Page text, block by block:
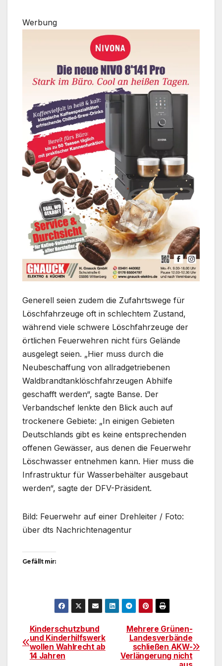
Werbung
Generell seien zudem die Zufahrtswege für
Löschfahrzeuge oft in schlechtem Zustand,
während viele schwere Löschfahrzeuge der
örtlichen Feuerwehren nicht fürs Gelände
ausgelegt seien. „Hier muss durch die
Neubeschaffung von allradgetriebenen
Waldbrandtanklöschfahrzeugen Abhilfe
geschafft werden“, sagte Banse. Der
Verbandschef lenkte den Blick auch auf
trockenere Gebiete: „In einigen Gebieten
Deutschlands gibt es keine entsprechenden
offenen Gewässer, aus denen die Feuerwehr
Löschwasser entnehmen kann. Hier muss die
Infrastruktur für Wasserbehälter ausgebaut
werden“, sagte der DFV-Präsident.
Bild: Feuerwehr auf einer Drehleiter / Foto:
über dts Nachrichtenagentur
Gefällt mir:
Beitragsnavigation
Mehrere Grünen-
Landesverbände
schließen AKW-
Verlängerung nicht
Kinderschutzbund
und Kinderhilfswerk
wollen Wahlrecht ab
14 Jahren